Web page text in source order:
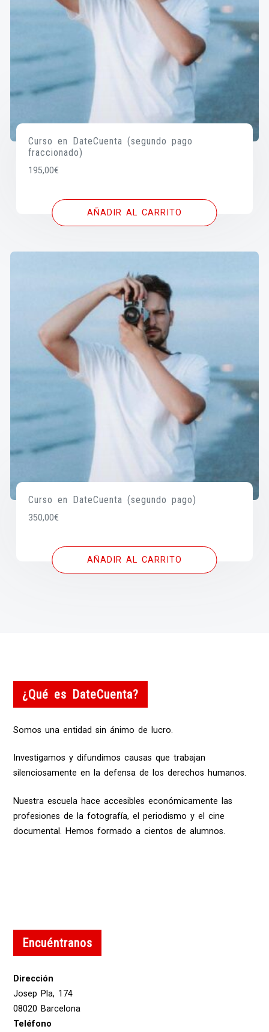
Curso en DateCuenta (segundo pago
fraccionado)
195,00€
AÑADIR AL CARRITO
Curso en DateCuenta (segundo pago)
350,00€
AÑADIR AL CARRITO
¿Qué es DateCuenta?
Somos una entidad sin ánimo de lucro.
Investigamos y difundimos causas que trabajan
silenciosamente en la defensa de los derechos humanos.
Nuestra escuela hace accesibles económicamente las
profesiones de la fotografía, el periodismo y el cine
documental. Hemos formado a cientos de alumnos.
Encuéntranos
Dirección
Josep Pla, 174
08020 Barcelona
Teléfono